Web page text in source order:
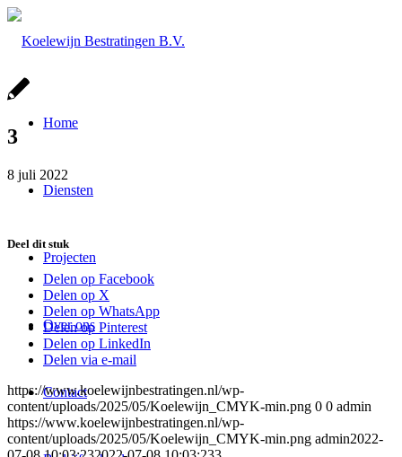
Home
Diensten
Projecten
Over ons
Contact
3
8 juli 2022
Deel dit stuk
Delen op Facebook
Delen op X
Delen op WhatsApp
Delen op Pinterest
Delen op LinkedIn
Delen via e-mail
https://www.koelewijnbestratingen.nl/wp-
content/uploads/2025/05/Koelewijn_CMYK-min.png 0 0 admin
https://www.koelewijnbestratingen.nl/wp-
content/uploads/2025/05/Koelewijn_CMYK-min.png admin2022-